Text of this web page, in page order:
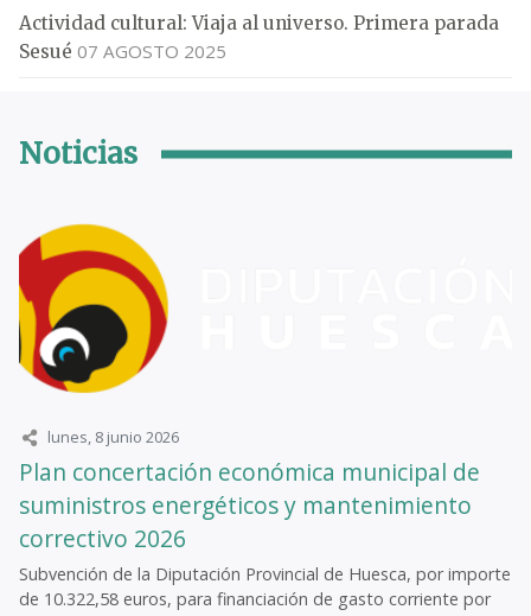
Actividad cultural: Viaja al universo. Primera parada
Sesué 07 AGOSTO 2025
Noticias
lunes, 8 junio 2026
Plan concertación económica municipal de
suministros energéticos y mantenimiento
correctivo 2026
Subvención de la Diputación Provincial de Huesca, por importe
de 10.322,58 euros, para financiación de gasto corriente por